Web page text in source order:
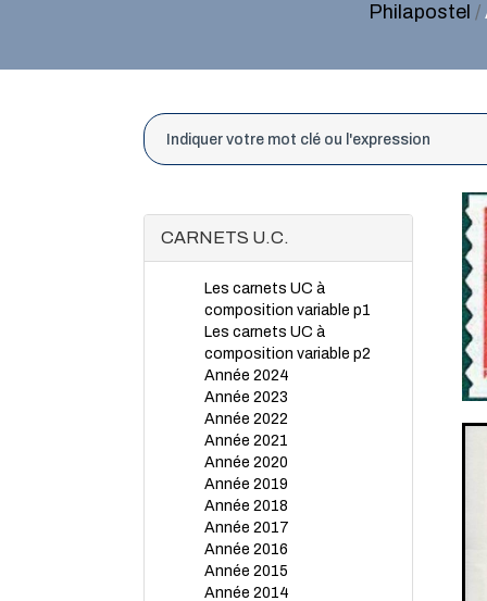
Philapostel /
CARNETS U.C.
Les carnets UC à
composition variable p1
Les carnets UC à
composition variable p2
Année 2024
Année 2023
Année 2022
Année 2021
Année 2020
Année 2019
Année 2018
Année 2017
Année 2016
Année 2015
Année 2014